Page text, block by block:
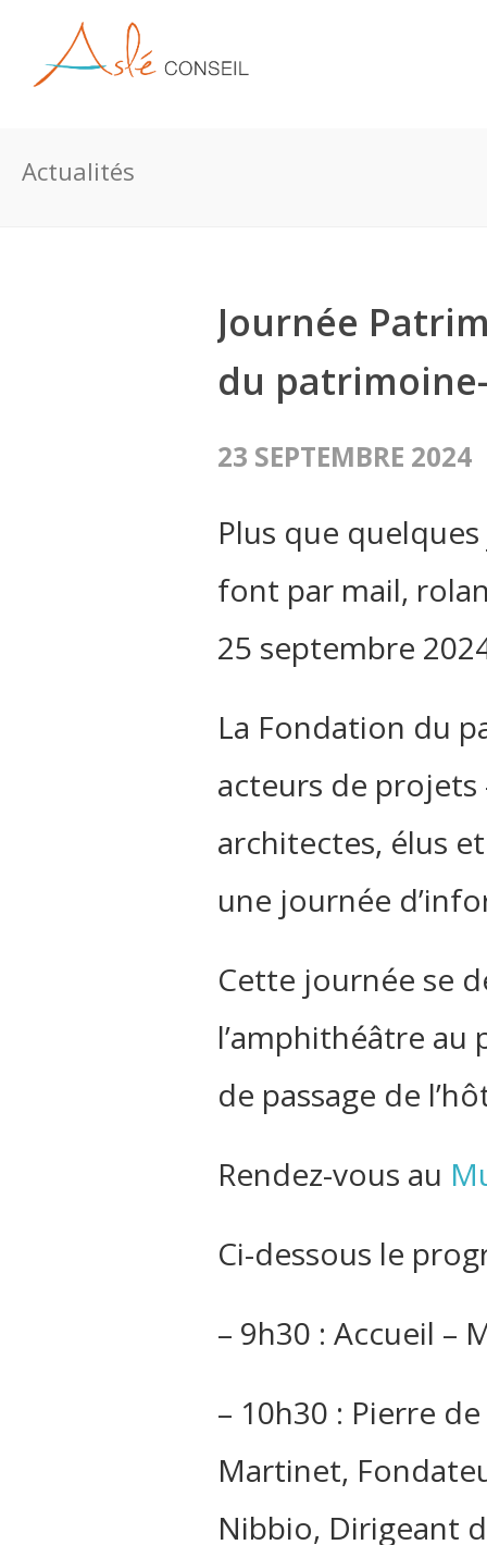
Actualités
Journée
du
23 SEPTEMBRE 2024
Plus que
font par mail,
25 septembre
La Fondation du
acteurs de
architectes, élus
une journée
Cette journée se
l’amphithéâtre au
de passage de
Rendez-vous au
Ci-dessous le
– 9h30 : Accueil –
– 10h30 : Pierre
Martinet,
Nibbio, Dirigeant